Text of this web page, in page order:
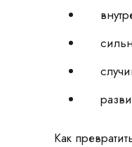
Как